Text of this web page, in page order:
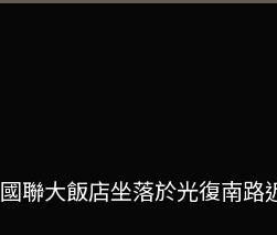
國聯大飯店坐落於光復南路